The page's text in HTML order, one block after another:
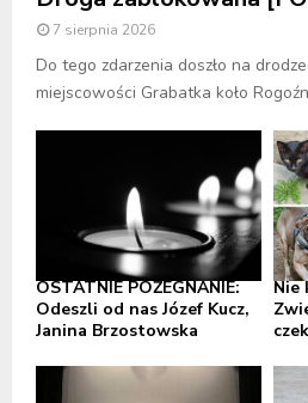
7 sierpnia 2026
Do tego zdarzenia doszło na
miejscowości Grabatka koło
OSTATNIE POŻEGNANIE:
Odeszli od nas Józef Kucz,
Janina Brzostowska
Nie